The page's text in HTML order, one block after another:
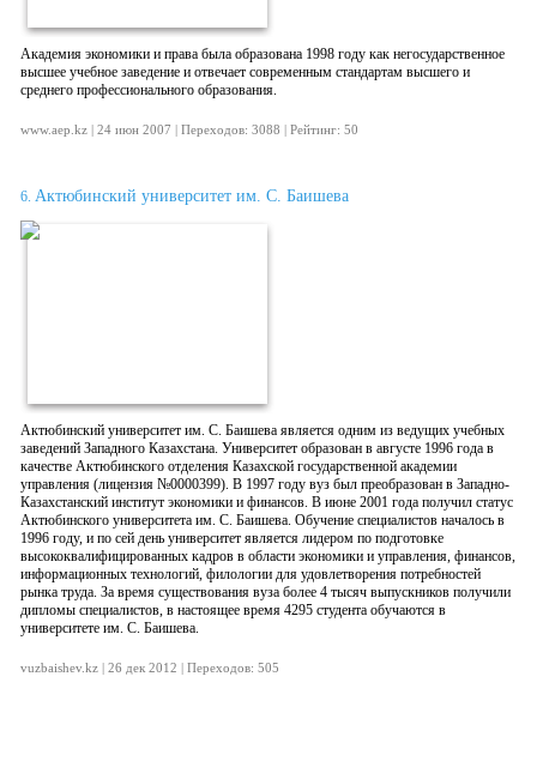
Академия экономики и права была образована 1998 году как негосударственное
высшее учебное заведение и отвечает современным стандартам высшего и
среднего профессионального образования.
www.aep.kz | 24 июн 2007 | Переходов: 3088 | Рейтинг: 50
6. Актюбинский университет им. С. Баишева
Актюбинский университет им. С. Баишева является одним из ведущих учебных
заведений Западного Казахстана. Университет образован в августе 1996 года в
качестве Актюбинского отделения Казахской государственной академии
управления (лицензия №0000399). В 1997 году вуз был преобразован в Западно-
Казахстанский институт экономики и финансов. В июне 2001 года получил статус
Актюбинского университета им. С. Баишева. Обучение специалистов началось в
1996 году, и по сей день университет является лидером по подготовке
высококвалифицированных кадров в области экономики и управления, финансов,
информационных технологий, филологии для удовлетворения потребностей
рынка труда. За время существования вуза более 4 тысяч выпускников получили
дипломы специалистов, в настоящее время 4295 студента обучаются в
университете им. С. Баишева.
vuzbaishev.kz | 26 дек 2012 | Переходов: 505